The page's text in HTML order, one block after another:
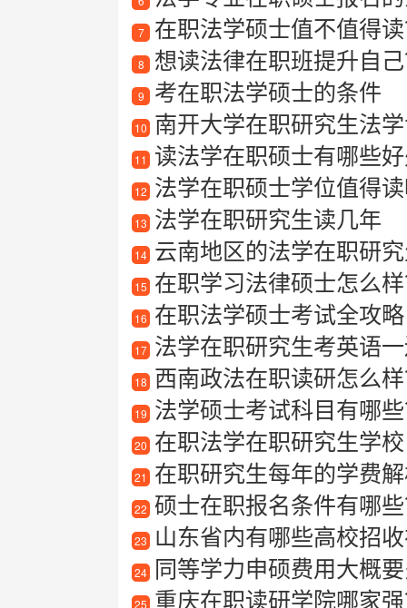
7 在职法学硕士值不值得
8 想读法律在职班提升自
9 考在职法学硕士的条件
10 南开大学在职研究生法学
11 读法学在职硕士有哪些好
12 法学在职硕士学位值得
13 法学在职研究生读几年
14 云南地区的法学在职研究
15 在职学习法律硕士怎么
16 在职法学硕士考试全攻略
17 法学在职研究生考英语
18 西南政法在职读研怎么
19 法学硕士考试科目有哪
20 在职法学在职研究生学校
21 在职研究生每年的学费
22 硕士在职报名条件有哪些
23 山东省内有哪些高校招收在
24 同等学力申硕费用大概
25 重庆在职读研学院哪家